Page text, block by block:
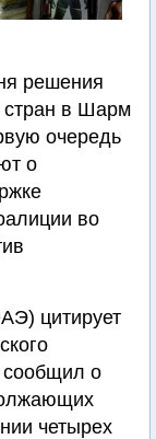
решения
стран в Шарм
очередь
о
во
цитирует
сообщил о
четырех